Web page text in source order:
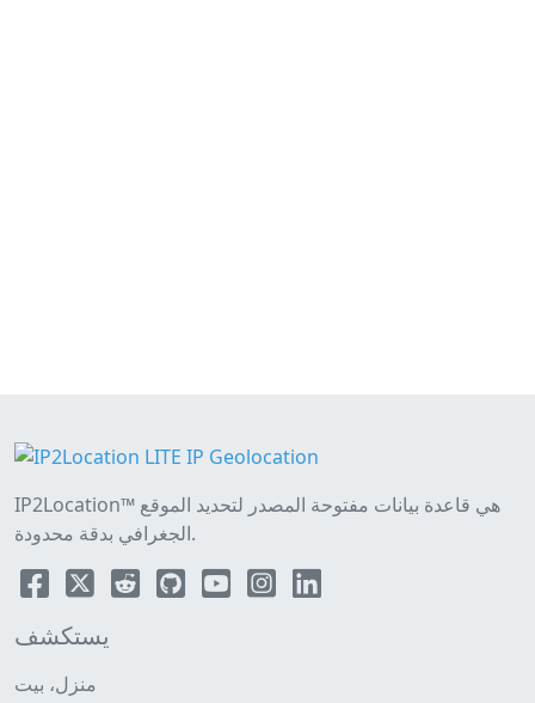
IP2Location™ هي قاعدة بيانات مفتوحة المصدر لتحديد الموقع
الجغرافي بدقة محدودة.
يستكشف
منزل، بيت